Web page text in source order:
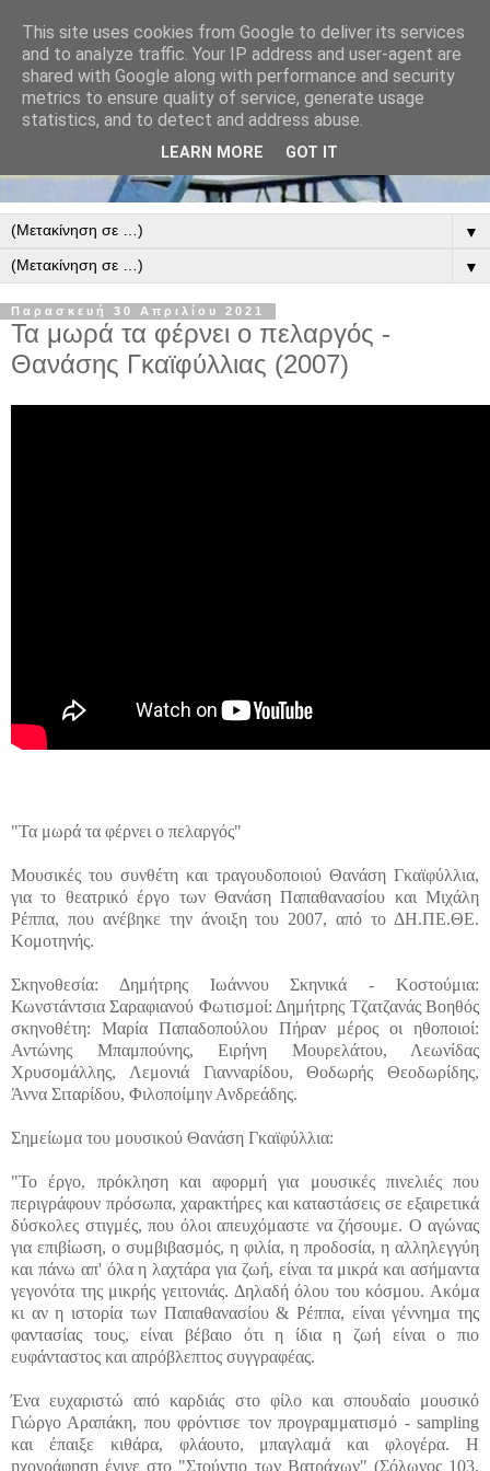
▼
▼
Παρασκευή 30 Απριλίου 2021
Τα μωρά τα φέρνει ο πελαργός -
Θανάσης Γκαϊφύλλιας (2007)
"Τα μωρά τα φέρνει ο πελαργός"
Μουσικές του συνθέτη και τραγουδοποιού Θανάση Γκαϊφύλλια,
για το θεατρικό έργο των Θανάση Παπαθανασίου και Μιχάλη
Ρέππα, που ανέβηκε την άνοιξη του 2007, από το ΔΗ.ΠΕ.ΘΕ.
Κομοτηνής.
Σκηνοθεσία: Δημήτρης Ιωάννου Σκηνικά - Κοστούμια:
Κωνστάντσια Σαραφιανού Φωτισμοί: Δημήτρης Τζατζανάς Βοηθός
σκηνοθέτη: Μαρία Παπαδοπούλου Πήραν μέρος οι ηθοποιοί:
Αντώνης Μπαμπούνης, Ειρήνη Μουρελάτου, Λεωνίδας
Χρυσομάλλης, Λεμονιά Γιανναρίδου, Θοδωρής Θεοδωρίδης,
Άννα Σιταρίδου, Φιλοποίμην Ανδρεάδης.
Σημείωμα του μουσικού Θανάση Γκαϊφύλλια:
"Το έργο, πρόκληση και αφορμή για μουσικές πινελιές που
περιγράφουν πρόσωπα, χαρακτήρες και καταστάσεις σε εξαιρετικά
δύσκολες στιγμές, που όλοι απευχόμαστε να ζήσουμε. Ο αγώνας
για επιβίωση, ο συμβιβασμός, η φιλία, η προδοσία, η αλληλεγγύη
και πάνω απ' όλα η λαχτάρα για ζωή, είναι τα μικρά και ασήμαντα
γεγονότα της μικρής γειτονιάς. Δηλαδή όλου του κόσμου. Ακόμα
κι αν η ιστορία των Παπαθανασίου & Ρέππα, είναι γέννημα της
φαντασίας τους, είναι βέβαιο ότι η ίδια η ζωή είναι ο πιο
ευφάνταστος και απρόβλεπτος συγγραφέας.
Ένα ευχαριστώ από καρδιάς στο φίλο και σπουδαίο μουσικό
Γιώργο Αραπάκη, που φρόντισε τον προγραμματισμό - sampling
και έπαιξε κιθάρα, φλάουτο, μπαγλαμά και φλογέρα. Η
ηχογράφηση έγινε στο "Στούντιο των Βατράχων" (Σόλωνος 103,
This site uses cookies from Google to deliver its services
and to analyze traffic. Your IP address and user-agent are
shared with Google along with performance and security
metrics to ensure quality of service, generate usage
statistics, and to detect and address abuse.
LEARN MORE GOT IT